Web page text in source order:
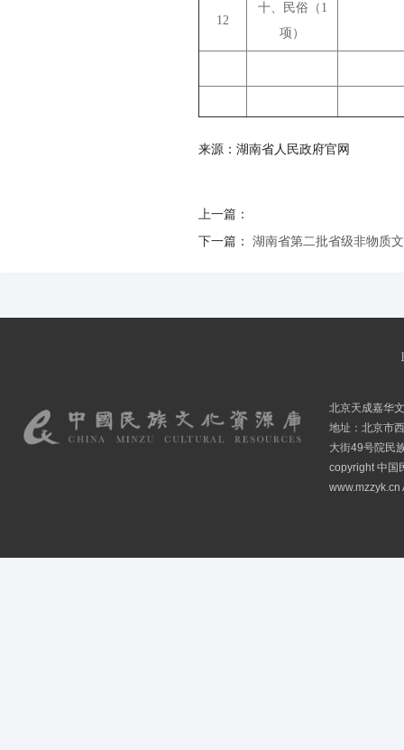
12
十、民俗（1
项）
来源：湖南省人民政府官网
上一篇：
下一篇： 湖南省第二批省级非物质
北京天成嘉华
地址：北京市
大街49号院民
copyright 中国